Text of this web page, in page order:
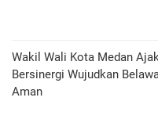
Wakil Wali Kota Medan
Bersinergi Wujudkan
Aman